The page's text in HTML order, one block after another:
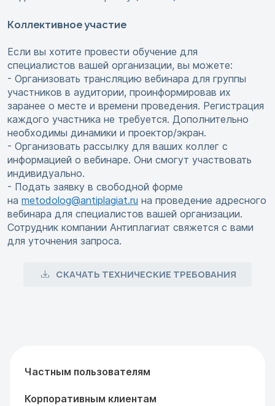
Коллективное участие
Если вы хотите провести обучение для
специалистов вашей организации, вы можете:
- Организовать трансляцию вебинара для группы
участников в аудитории, проинформировав их
заранее о месте и времени проведения. Регистрация
каждого участника не требуется. Дополнительно
необходимы динамики и проектор/экран.
- Организовать рассылку для ваших коллег с
информацией о вебинаре. Они смогут участвовать
индивидуально.
- Подать заявку в свободной форме
на metodolog@antiplagiat.ru на проведение адресного
вебинара для специалистов вашей организации.
Сотрудник компании Антиплагиат свяжется с вами
для уточнения запроса.
СКАЧАТЬ ТЕХНИЧЕСКИЕ ТРЕБОВАНИЯ
Частным пользователям
Корпоративным клиентам